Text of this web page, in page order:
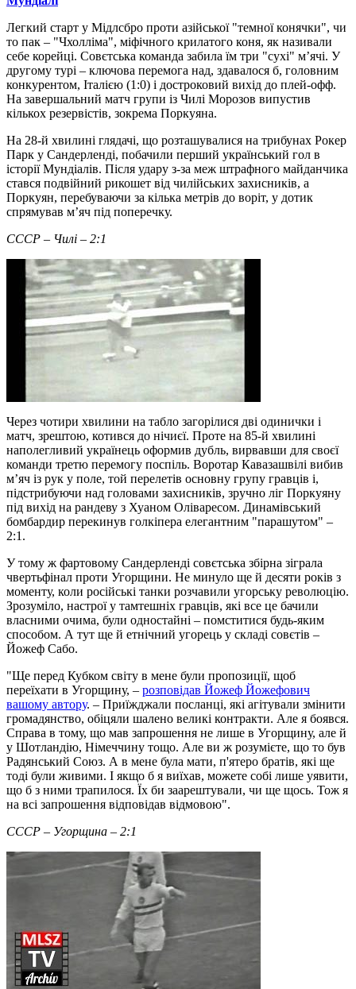
Легкий старт у Мідлсбро проти азійської "темної конячки", чи
то пак – "Чхолліма", міфічного крилатого коня, як називали
себе корейці. Совєтська команда забила їм три "сухі" м’ячі. У
другому турі – ключова перемога над, здавалося б, головним
конкурентом, Італією (1:0) і достроковий вихід до плей-офф.
На завершальний матч групи із Чилі Морозов випустив
кількох резервістів, зокрема Поркуяна.
На 28-й хвилині глядачі, що розташувалися на трибунах Рокер
Парк у Сандерленді, побачили перший український гол в
історії Мундіалів. Після удару з-за меж штрафного майданчика
стався подвійний рикошет від чилійських захисників, а
Поркуян, перебуваючи за кілька метрів до воріт, у дотик
спрямував м’яч під поперечку.
СССР – Чилі – 2:1
Через чотири хвилини на табло загорілися дві одинички і
матч, зрештою, котився до нічиєї. Проте на 85-й хвилині
наполегливий українець оформив дубль, вирвавши для своєї
команди третю перемогу поспіль. Воротар Кавазашвілі вибив
м’яч із рук у поле, той перелетів основну групу гравців і,
підстрибуючи над головами захисників, зручно ліг Поркуяну
під вихід на рандеву з Хуаном Оліваресом. Динамівський
бомбардир перекинув голкіпера елегантним "парашутом" –
2:1.
У тому ж фартовому Сандерленді совєтська збірна зіграла
чвертьфінал проти Угорщини. Не минуло ще й десяти років з
моменту, коли російські танки розчавили угорську революцію.
Зрозуміло, настрої у тамтешніх гравців, які все це бачили
власними очима, були одностайні – помститися будь-яким
способом. А тут ще й етнічний угорець у складі совєтів –
Йожеф Сабо.
"Ще перед Кубком світу в мене були пропозиції, щоб
переїхати в Угорщину, – розповідав Йожеф Йожефович
вашому автору. – Приїжджали посланці, які агітували змінити
громадянство, обіцяли шалено великі контракти. Але я боявся.
Справа в тому, що мав запрошення не лише в Угорщину, але й
у Шотландію, Німеччину тощо. Але ви ж розумієте, що то був
Радянський Союз. А в мене була мати, п'ятеро братів, які ще
тоді були живими. І якщо б я виїхав, можете собі лише уявити,
що б з ними трапилося. Їх би заарештували, чи ще щось. Тож я
на всі запрошення відповідав відмовою".
СССР – Угорщина – 2:1